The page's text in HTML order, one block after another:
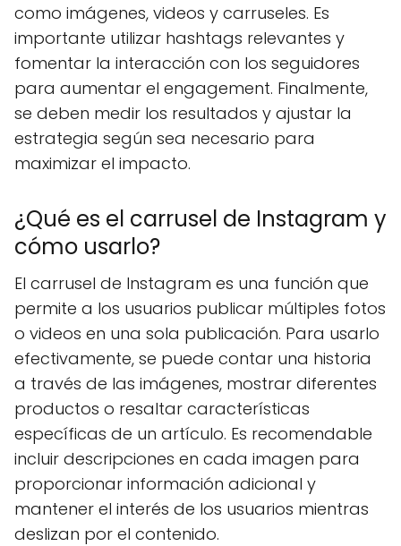
como imágenes, videos y carruseles. Es
importante utilizar hashtags relevantes y
fomentar la interacción con los seguidores
para aumentar el engagement. Finalmente,
se deben medir los resultados y ajustar la
estrategia según sea necesario para
maximizar el impacto.
¿Qué es el carrusel de Instagram y
cómo usarlo?
El carrusel de Instagram es una función que
permite a los usuarios publicar múltiples fotos
o videos en una sola publicación. Para usarlo
efectivamente, se puede contar una historia
a través de las imágenes, mostrar diferentes
productos o resaltar características
específicas de un artículo. Es recomendable
incluir descripciones en cada imagen para
proporcionar información adicional y
mantener el interés de los usuarios mientras
deslizan por el contenido.